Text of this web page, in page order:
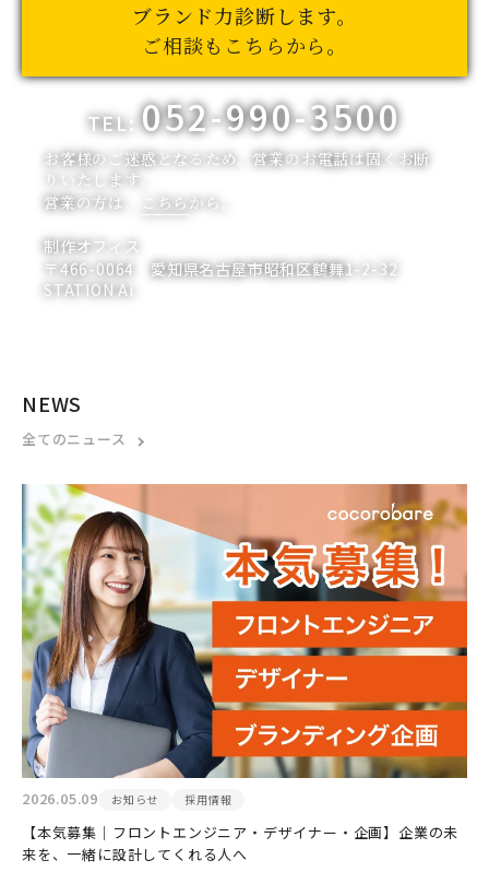
ブランド力診断します。
ご相談もこちらから。
TEL:052-990-3500
お客様のご迷惑となるため、営業のお電話は固くお断
りいたします。
営業の方は、
こちらから。
制作オフィス
〒466-0064 愛知県名古屋市昭和区鶴舞1-2-32
STATION Ai
NEWS
全てのニュース
2026.05.09 お知らせ 採用情報
【本気募集｜フロントエンジニア・デザイナー・企画】企業の未
来を、一緒に設計してくれる人へ